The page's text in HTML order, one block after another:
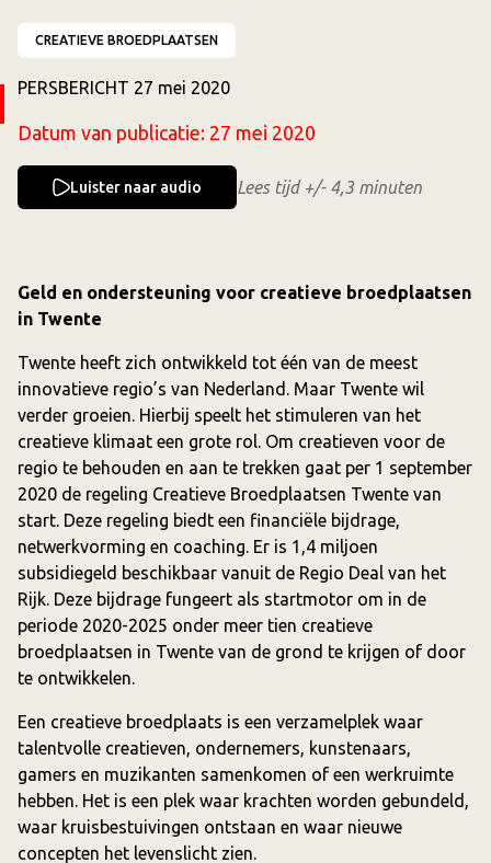
CREATIEVE BROEDPLAATSEN
PERSBERICHT 27 mei 2020
Datum van publicatie: 27 mei 2020
Luister naar audio Lees tijd +/- 4,3 minuten
Geld en ondersteuning voor creatieve broedplaatsen
in Twente
Twente heeft zich ontwikkeld tot één van de meest
innovatieve regio’s van Nederland. Maar Twente wil
verder groeien. Hierbij speelt het stimuleren van het
creatieve klimaat een grote rol. Om creatieven voor de
regio te behouden en aan te trekken gaat per 1 september
2020 de regeling Creatieve Broedplaatsen Twente van
start. Deze regeling biedt een financiële bijdrage,
netwerkvorming en coaching. Er is 1,4 miljoen
subsidiegeld beschikbaar vanuit de Regio Deal van het
Rijk. Deze bijdrage fungeert als startmotor om in de
periode 2020-2025 onder meer tien creatieve
broedplaatsen in Twente van de grond te krijgen of door
te ontwikkelen.
Een creatieve broedplaats is een verzamelplek waar
talentvolle creatieven, ondernemers, kunstenaars,
gamers en muzikanten samenkomen of een werkruimte
hebben. Het is een plek waar krachten worden gebundeld,
waar kruisbestuivingen ontstaan en waar nieuwe
concepten het levenslicht zien.